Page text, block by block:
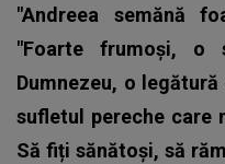
"Andreea semănă
"Foarte frumoși,
Dumnezeu, o
sufletul pereche care
Să fiți sănătoși, să